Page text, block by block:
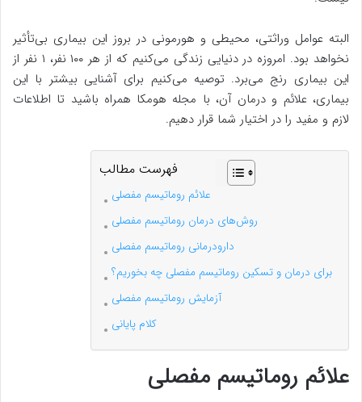
البته عوامل وراثتی، محیطی و هورمونی در بروز این بیماری بی‌تأثیر
نخواهد بود. امروزه در دنیایی زندگی می‌کنیم که از هر ۱۰۰ نفر، ۱ نفر از
این بیماری رنج می‌برد. توصیه می‌کنیم برای آشنایی بیشتر با این
بیماری، علائم و درمان آن، با مجله هومکا همراه باشید تا اطلاعات
لازم و مفید را در اختیار شما قرار دهیم.
فهرست مطالب
علائم روماتیسم مفصلی
روش‌های درمان روماتیسم مفصلی
دارودرمانی روماتیسم مفصلی
برای درمان و تسکین روماتیسم مفصلی چه بخوریم؟
آزمایش روماتیسم مفصلی
کلام پایانی
علائم روماتیسم مفصلی